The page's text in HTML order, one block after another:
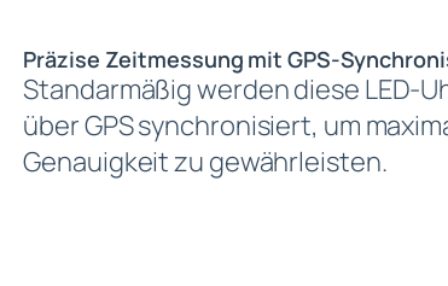
Präzise Zeitmessung mit GPS-
Standarmäßig werden diese LED-
über GPS synchronisiert, um
Genauigkeit zu gewährleisten.